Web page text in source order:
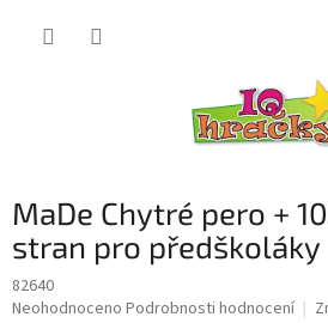
MaDe Chytré pero +
stran pro předškoláky
82640
Průměrné
Neohodnoceno Podrobnosti hodnocení